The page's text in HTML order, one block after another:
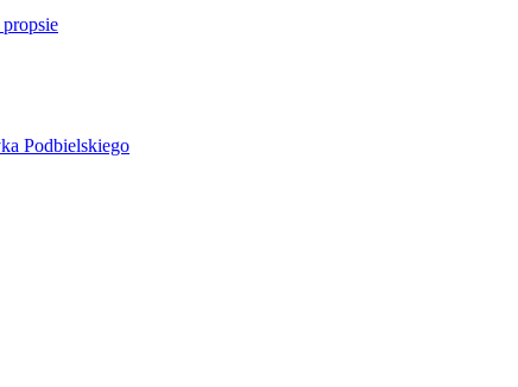
Podbielskiego